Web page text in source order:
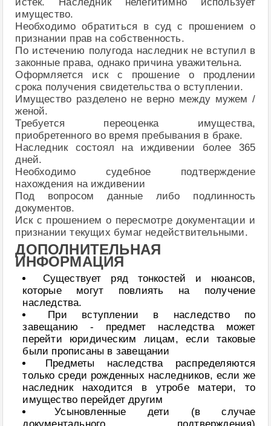
имущество.
Необходимо обратиться в суд с прошением о
признании прав на собственность.
По истечению полугода наследник не вступил в
законные права, однако причина уважительна.
Оформляется иск с прошение о продлении
срока получения свидетельства о вступлении.
Имущество разделено не верно между мужем /
женой.
Требуется переоценка имущества,
приобретенного во время пребывания в браке.
Наследник состоял на иждивении более 365
дней.
Необходимо судебное подтверждение
нахождения на иждивении
Под вопросом данные либо подлинность
документов.
Иск с прошением о пересмотре документации и
признании текущих бумаг недействительными.
ДОПОЛНИТЕЛЬНАЯ
ИНФОРМАЦИЯ
Существует ряд тонкостей и нюансов,
которые могут повлиять на получение
наследства.
При вступлении в наследство по
завещанию - предмет наследства может
перейти юридическим лицам, если таковые
были прописаны в завещании
Предметы наследства распределяются
только среди рожденных наследников, если же
наследник находится в утробе матери, то
имущество перейдет другим
Усыновленные дети (в случае
документального подтверждения)